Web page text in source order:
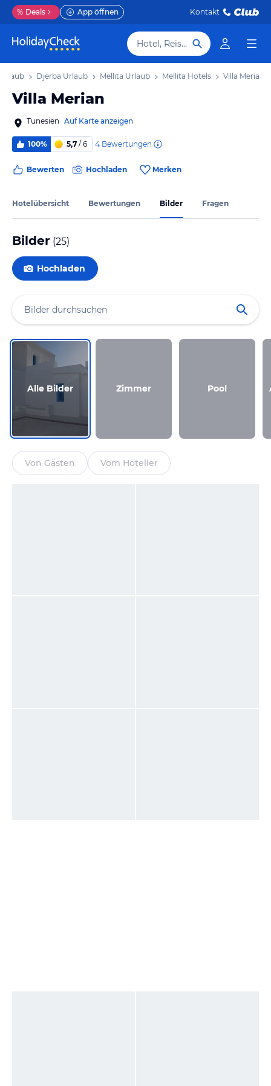
% Deals App öffnen Kontakt
Hotel, Reiseziel
Djerba Urlaub Mellita Urlaub Mellita Hotels Villa Merian
Villa Merian
Tunesien Auf Karte anzeigen
100% 5,7 / 6 4 Bewertungen
Bewerten Hochladen Merken
Hotelübersicht Bewertungen Bilder Fragen
Bilder (25)
Hochladen
Alle Bilder Zimmer Pool
Von Gästen Vom Hotelier